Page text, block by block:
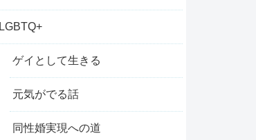
LGBTQ+
ゲイとして生きる
元気がでる話
同性婚実現への道